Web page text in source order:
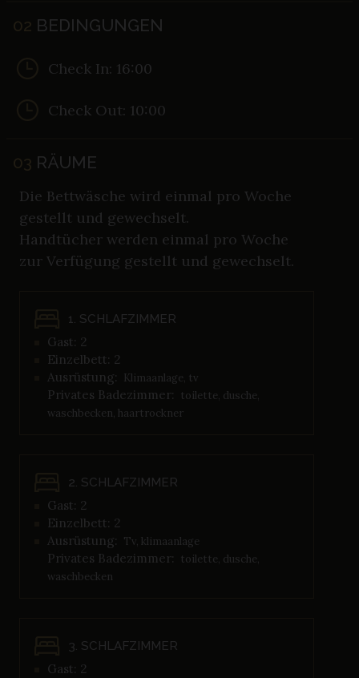
02 BEDINGUNGEN
Check In: 16:00
Check Out: 10:00
03 RÄUME
Die Bettwäsche wird einmal pro Woche
gestellt und gewechselt.
Handtücher werden einmal pro Woche
zur Verfügung gestellt und gewechselt.
1. SCHLAFZIMMER
Gast: 2
Einzelbett: 2
Ausrüstung:
Klimaanlage, tv
Privates Badezimmer:
toilette, dusche,
waschbecken, haartrockner
2. SCHLAFZIMMER
Gast: 2
Einzelbett: 2
Ausrüstung: Tv, klimaanlage
Privates Badezimmer:
toilette, dusche,
waschbecken
3. SCHLAFZIMMER
Gast: 2